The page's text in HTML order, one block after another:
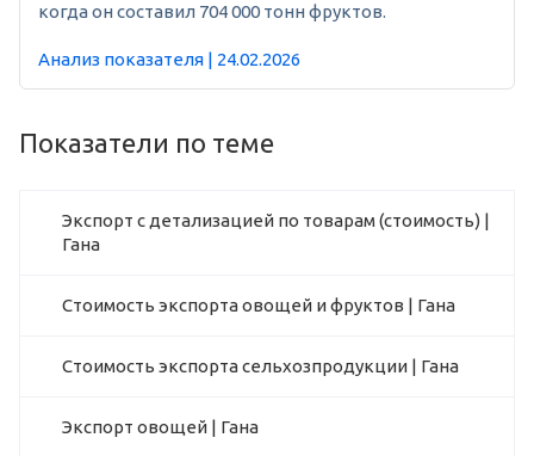
когда он составил 704 000 тонн фруктов.
Анализ показателя | 24.02.2026
Показатели по теме
Экспорт с детализацией по товарам (стоимость) |
Гана
Стоимость экспорта овощей и фруктов | Гана
Стоимость экспорта сельхозпродукции | Гана
Экспорт овощей | Гана